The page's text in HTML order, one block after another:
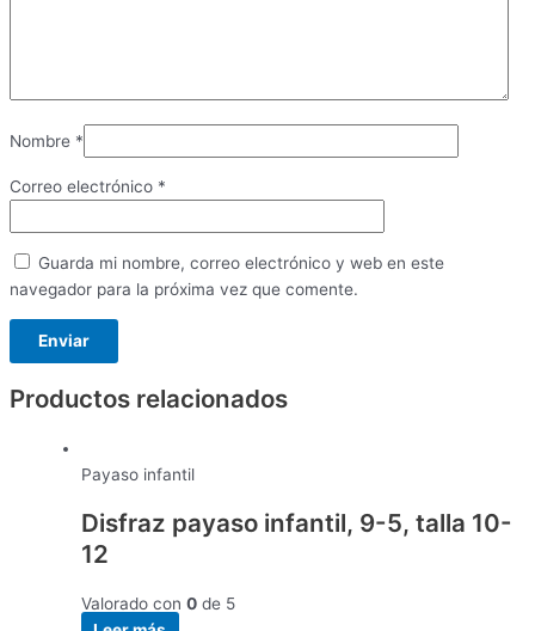
Nombre *
Correo electrónico *
Guarda mi nombre, correo electrónico y web en este
navegador para la próxima vez que comente.
Productos relacionados
Payaso infantil
Disfraz payaso infantil, 9-5, talla 10-
12
Valorado con 0 de 5